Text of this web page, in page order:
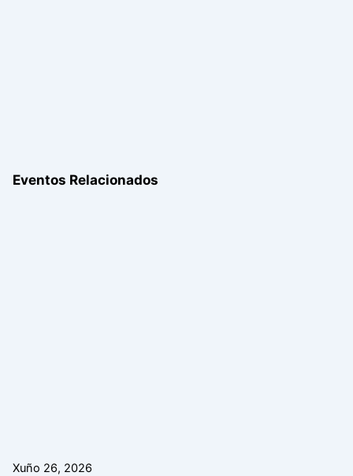
Eventos Relacionados
Xuño 26, 2026